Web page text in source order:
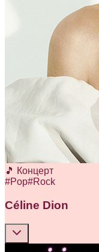
🎵 Концерт
#Pop#Rock
Céline Dion